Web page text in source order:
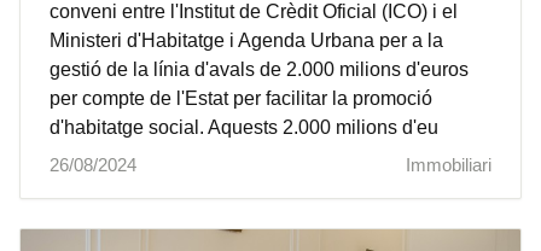
conveni entre l'Institut de Crèdit Oficial (ICO) i el
Ministeri d'Habitatge i Agenda Urbana per a la
gestió de la línia d'avals de 2.000 milions d'euros
per compte de l'Estat per facilitar la promoció
d'habitatge social. Aquests 2.000 milions d'eu
26/08/2024
Immobiliari